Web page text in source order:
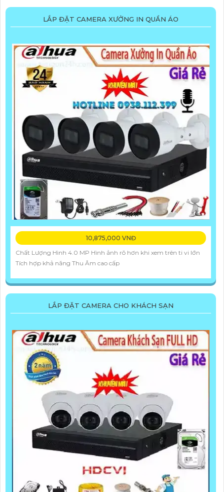
LẮP ĐẶT CAMERA XƯỞNG IN QUẦN ÁO
10,875,000 VNĐ
Chất Lượng Hình 4.0 MP Hình ảnh rõ hơn khi xem trên ti vi lớn
Tích hợp khả năng Thu Âm cao cấp
LẮP ĐẶT CAMERA CHO KHÁCH SẠN